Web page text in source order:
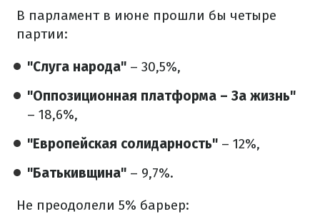
В парламент в июне прошли бы четыре
партии:
"Слуга народа" – 30,5%,
"Оппозиционная платформа – За жизнь"
– 18,6%,
"Европейская солидарность" – 12%,
"Батькивщина" – 9,7%.
Не преодолели 5% барьер: